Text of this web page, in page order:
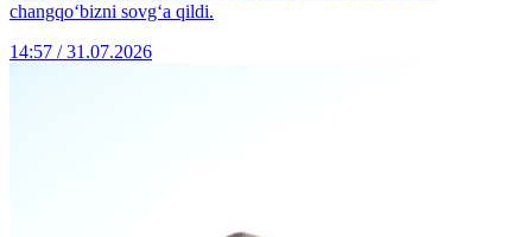
changqo‘bizni sovg‘a qildi.
14:57 / 31.07.2026